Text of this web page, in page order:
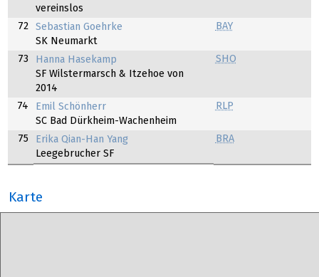
vereinslos
72
Sebastian Goehrke
SK Neumarkt
BAY
73
Hanna Hasekamp
SF Wilstermarsch & Itzehoe von
2014
SHO
74
Emil Schönherr
SC Bad Dürkheim-Wachenheim
RLP
75
Erika Qian-Han Yang
Leegebrucher SF
BRA
Karte